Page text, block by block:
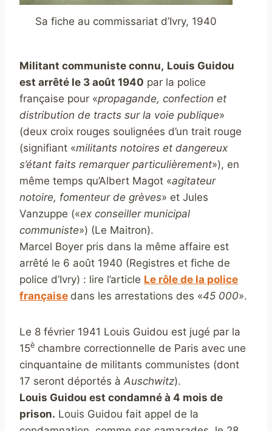
Sa fiche au commissariat d’Ivry, 1940
Militant communiste connu, Louis Guidou
est arrêté le 3 août 1940 par la police
française pour «propagande, confection et
distribution de tracts sur la voie publique»
(deux croix rouges soulignées d’un trait rouge
(signifiant «militants notoires et dangereux
s’étant faits remarquer particulièrement»), en
même temps qu’Albert Magot «agitateur
notoire, fomenteur de grèves» et Jules
Vanzuppe («ex conseiller municipal
communiste») (Le Maitron).
Marcel Boyer pris dans la même affaire est
arrêté le 6 août 1940 (Registres et fiche de
police d’Ivry) : lire l’article Le rôle de la police
française dans les arrestations des «45 000».
Le 8 février 1941 Louis Guidou est jugé par la
15è chambre correctionnelle de Paris avec une
cinquantaine de militants communistes (dont
17 seront déportés à Auschwitz).
Louis Guidou est condamné à 4 mois de
prison. Louis Guidou fait appel de la